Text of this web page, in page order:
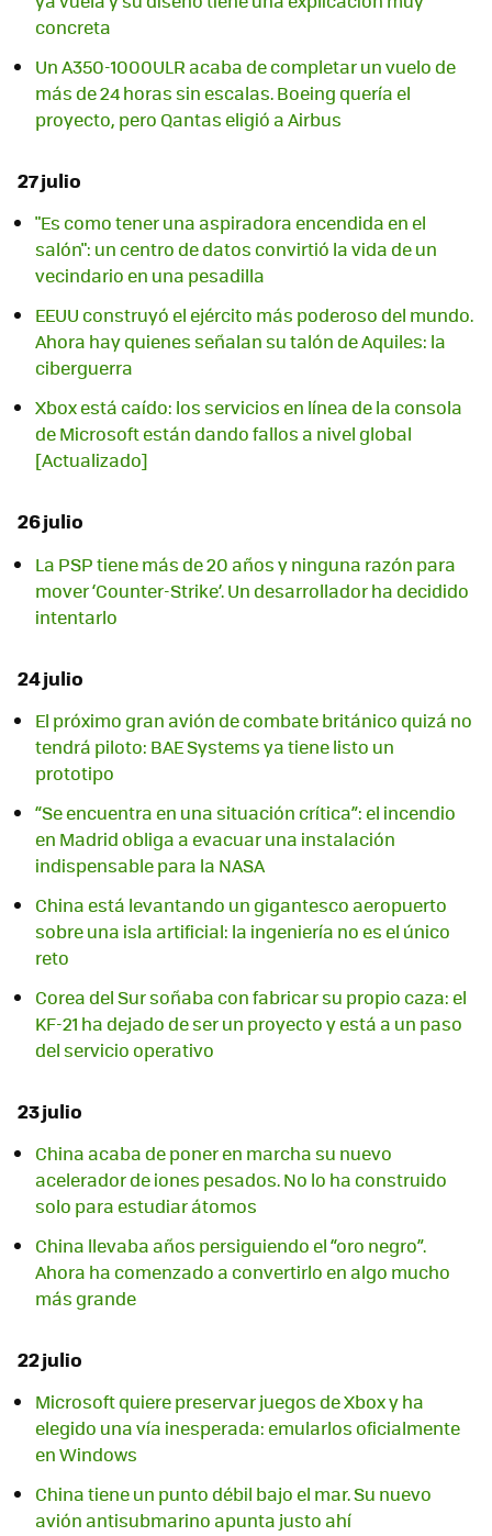
concreta
Un A350-1000ULR acaba de completar un vuelo de
más de 24 horas sin escalas. Boeing quería el
proyecto, pero Qantas eligió a Airbus
27 julio
"Es como tener una aspiradora encendida en el
salón": un centro de datos convirtió la vida de un
vecindario en una pesadilla
EEUU construyó el ejército más poderoso del mundo.
Ahora hay quienes señalan su talón de Aquiles: la
ciberguerra
Xbox está caído: los servicios en línea de la consola
de Microsoft están dando fallos a nivel global
[Actualizado]
26 julio
La PSP tiene más de 20 años y ninguna razón para
mover ‘Counter-Strike’. Un desarrollador ha decidido
intentarlo
24 julio
El próximo gran avión de combate británico quizá no
tendrá piloto: BAE Systems ya tiene listo un
prototipo
“Se encuentra en una situación crítica”: el incendio
en Madrid obliga a evacuar una instalación
indispensable para la NASA
China está levantando un gigantesco aeropuerto
sobre una isla artificial: la ingeniería no es el único
reto
Corea del Sur soñaba con fabricar su propio caza: el
KF-21 ha dejado de ser un proyecto y está a un paso
del servicio operativo
23 julio
China acaba de poner en marcha su nuevo
acelerador de iones pesados. No lo ha construido
solo para estudiar átomos
China llevaba años persiguiendo el “oro negro”.
Ahora ha comenzado a convertirlo en algo mucho
más grande
22 julio
Microsoft quiere preservar juegos de Xbox y ha
elegido una vía inesperada: emularlos oficialmente
en Windows
China tiene un punto débil bajo el mar. Su nuevo
avión antisubmarino apunta justo ahí